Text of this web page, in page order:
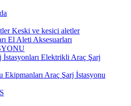
Keski ve kesici aletler
El Aleti Aksesuarları
Elektrikli Araç Şarj
Araç Şarj İstasyonu